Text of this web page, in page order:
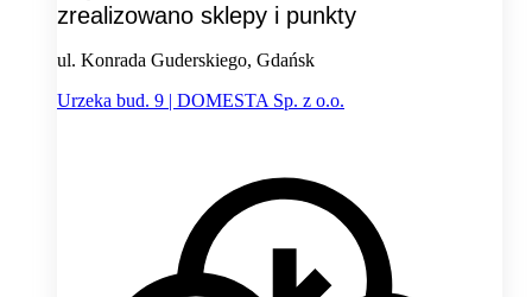
zrealizowano sklepy i punkty
ul. Konrada Guderskiego, Gdańsk
Urzeka bud. 9 | DOMESTA Sp. z o.o.